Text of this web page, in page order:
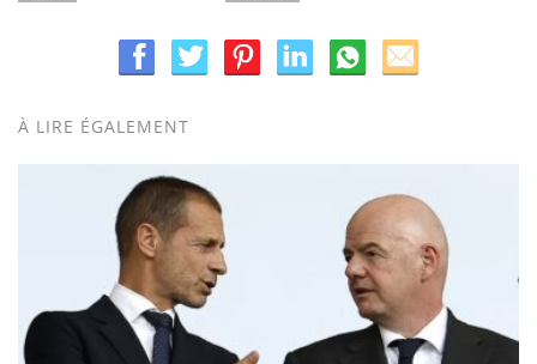
À LIRE ÉGALEMENT